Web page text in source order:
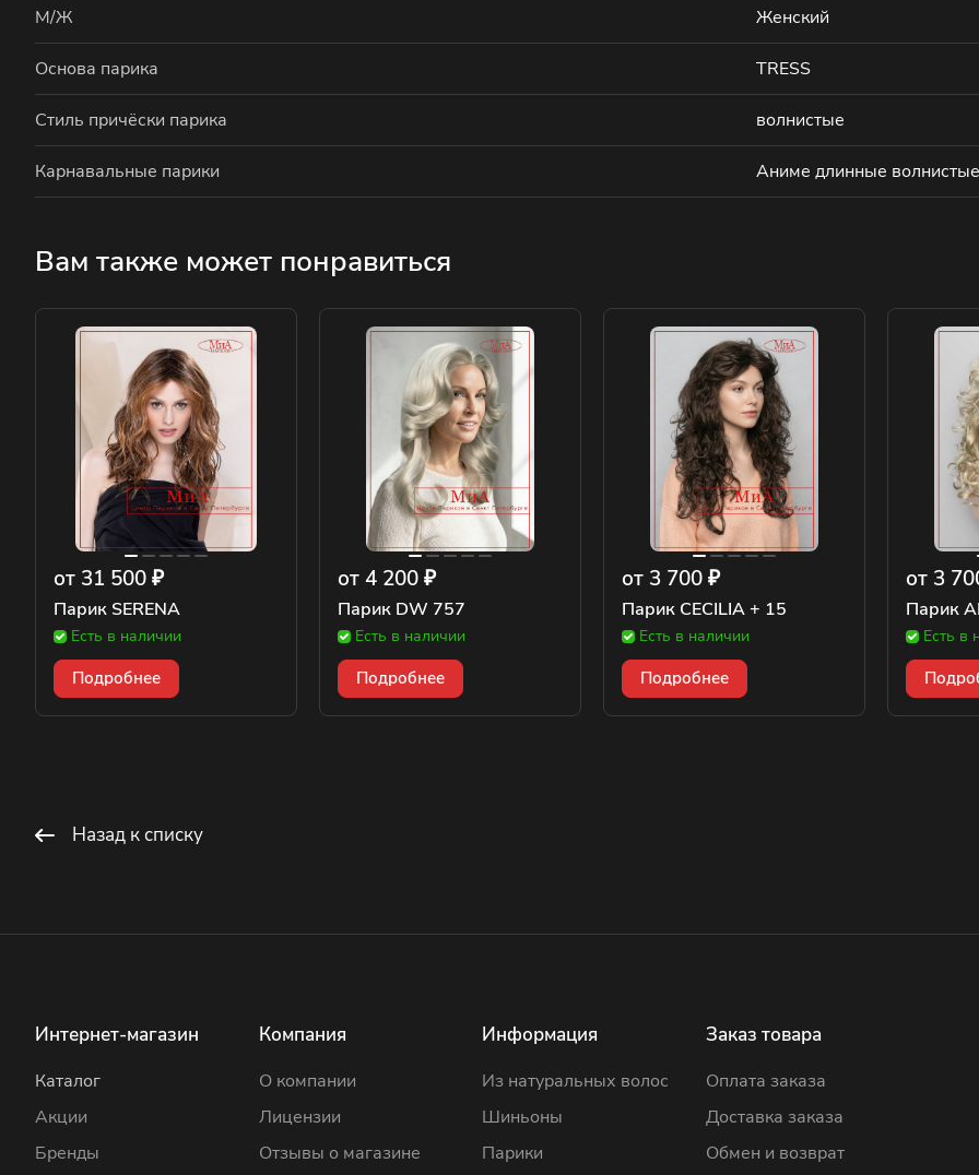
М/Ж Женский
Основа парика TRESS
Стиль причёски парика волнистые
Карнавальные парики Аниме длинные волнистые
Вам также может понравиться
от 31 500 ₽
Парик SERENA
Есть в наличии
Подробнее
от 4 200 ₽
Парик DW 757
Есть в наличии
Подробнее
от 3 700 ₽
Парик CECILIA + 15
Есть в наличии
Подробнее
от 3
Парик
Есть в
Назад к списку
Интернет-магазин
Каталог
Акции
Бренды
Компания
О компании
Лицензии
Отзывы о магазине
Информация
Из натуральных волос
Шиньоны
Парики
Заказ товара
Оплата заказа
Доставка заказа
Обмен и возврат